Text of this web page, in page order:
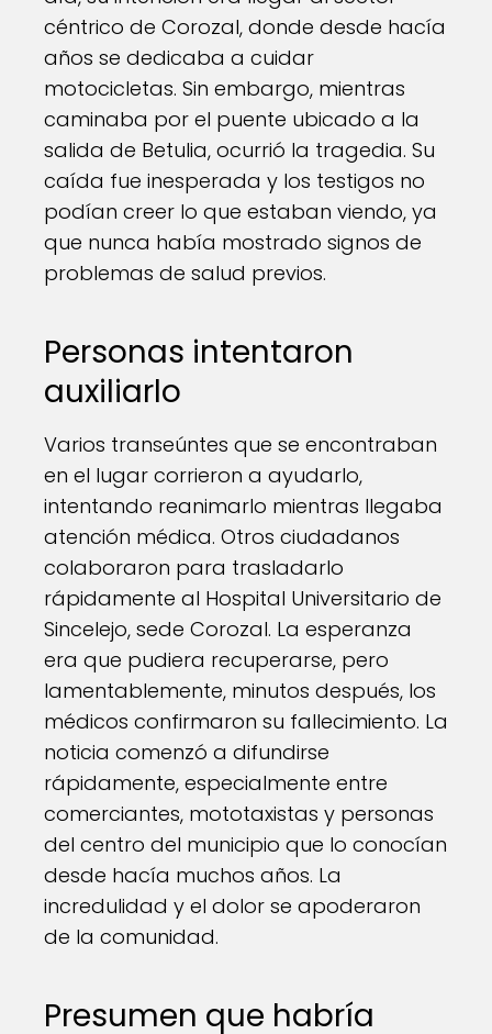
céntrico de Corozal, donde desde hacía
años se dedicaba a cuidar
motocicletas. Sin embargo, mientras
caminaba por el puente ubicado a la
salida de Betulia, ocurrió la tragedia. Su
caída fue inesperada y los testigos no
podían creer lo que estaban viendo, ya
que nunca había mostrado signos de
problemas de salud previos.
Personas intentaron
auxiliarlo
Varios transeúntes que se encontraban
en el lugar corrieron a ayudarlo,
intentando reanimarlo mientras llegaba
atención médica. Otros ciudadanos
colaboraron para trasladarlo
rápidamente al Hospital Universitario de
Sincelejo, sede Corozal. La esperanza
era que pudiera recuperarse, pero
lamentablemente, minutos después, los
médicos confirmaron su fallecimiento. La
noticia comenzó a difundirse
rápidamente, especialmente entre
comerciantes, mototaxistas y personas
del centro del municipio que lo conocían
desde hacía muchos años. La
incredulidad y el dolor se apoderaron
de la comunidad.
Presumen que habría